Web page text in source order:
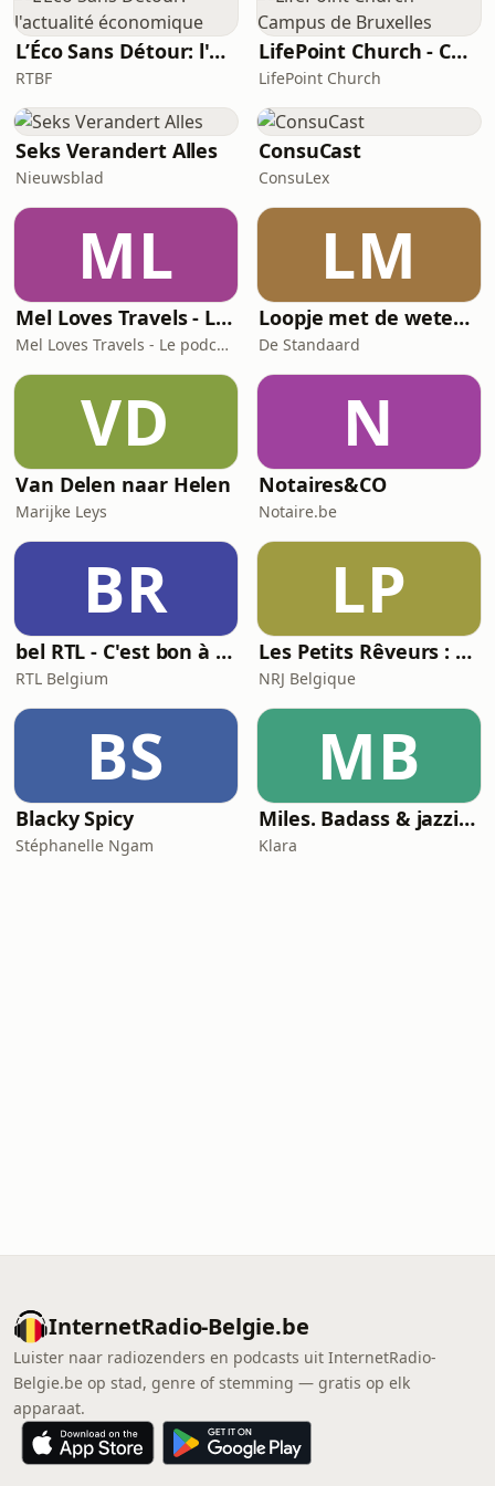
een live publiek, Bij De Vieze Ga
L’Éco Sans Détour: l'actualité économique
RTBF
LifePoint Church - Campus de Bruxelles
LifePoint Church
Seks Verandert Alles
Nieuwsblad
ConsuCast
ConsuLex
ML
Mel Loves Travels - Le podcast belge du voyage
Mel Loves Travels - Le podcast belge du voyage
LM
Loopje met de wetenschap
De Standaard
VD
Van Delen naar Helen
Marijke Leys
N
Notaires&CO
Notaire.be
BR
bel RTL - C'est bon à savoir
RTL Belgium
LP
Les Petits Rêveurs : histoires et aventures pour enfants
NRJ Belgique
BS
Blacky Spicy
Stéphanelle Ngam
MB
Miles. Badass & jazzicoon
Klara
InternetRadio-Belgie.be
Luister naar radiozenders en podcasts uit InternetRadio-
Belgie.be op stad, genre of stemming — gratis op elk
apparaat.